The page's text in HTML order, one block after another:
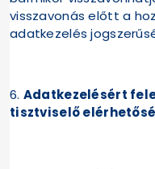
visszavonás előtt a
adatkezelés
6. Adatkezelésért
tisztviselő